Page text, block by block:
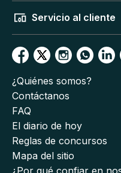
Servicio al cliente
¿Quiénes somos?
Contáctanos
FAQ
El diario de hoy
Reglas de concursos
Mapa del sitio